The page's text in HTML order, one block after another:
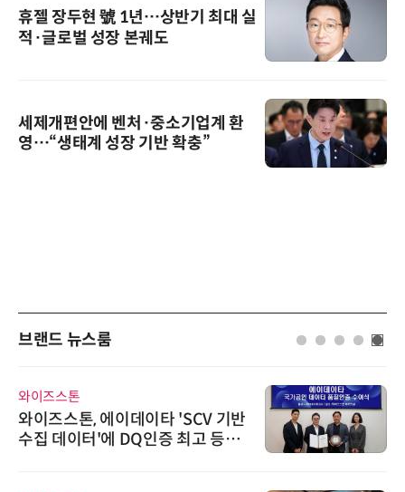
휴젤 장두현 號 1년…상반기 최대 실
적·글로벌 성장 본궤도
세제개편안에 벤처·중소기업계 환
영…“생태계 성장 기반 확충”
브랜드 뉴스룸
와이즈스톤
와이즈스톤, 에이데이타 'SCV 기반
수집 데이터'에 DQ인증 최고 등급